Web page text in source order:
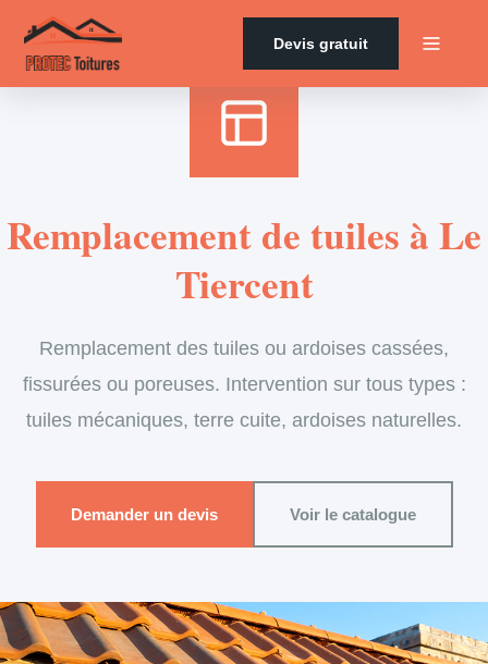
Devis gratuit
Remplacement de tuiles à Le
Tiercent
Remplacement des tuiles ou ardoises cassées,
fissurées ou poreuses. Intervention sur tous types :
tuiles mécaniques, terre cuite, ardoises naturelles.
Demander un devis Voir le catalogue